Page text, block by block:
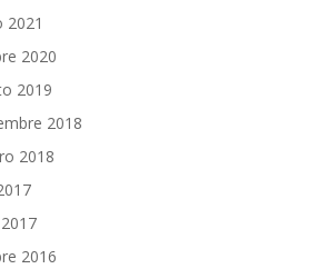
2021
2020
2019
2018
2018
2016